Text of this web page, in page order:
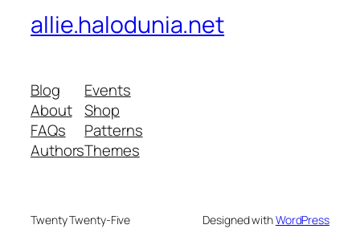
allie.halodunia.net
Blog
About
FAQs
Authors
Events
Shop
Patterns
Themes
Twenty Twenty-Five Designed withWordPress